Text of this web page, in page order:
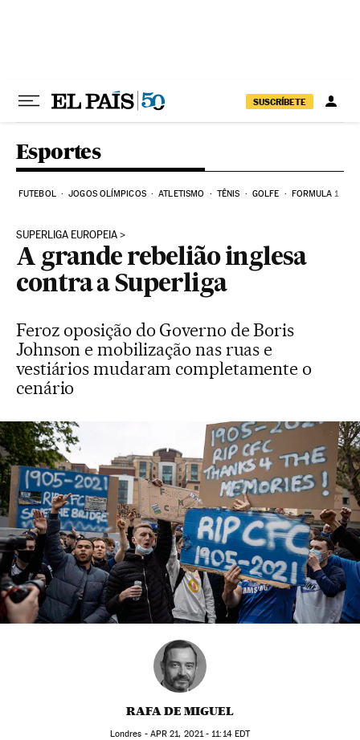
SUSCRÍBETE
Esportes
FUTEBOL JOGOS OLÍMPICOS ATLETISMO TÊNIS GOLFE FORMULA 1
SUPERLIGA EUROPEIA
A grande rebelião inglesa
contra a Superliga
Feroz oposição do Governo de Boris
Johnson e mobilização nas ruas e
vestiários mudaram completamente o
cenário
RAFA DE MIGUEL
Londres - APR 21, 2021 - 11:14EDT